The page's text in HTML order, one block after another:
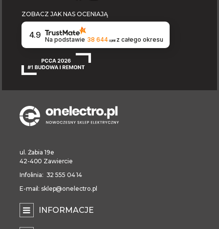
ZOBACZ JAK NAS OCENIAJĄ
4.9 Na podstawie 38 644 opinii z całego okresu
ul. Żabia 19e
42-400 Zawiercie
Infolinia: 32 555 04 14
E-mail: sklep@onelectro.pl
INFORMACJE